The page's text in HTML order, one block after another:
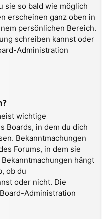
sie so bald wie möglich
erscheinen ganz oben in
persönlichen Bereich.
schreiben kannst oder
Administration
wichtige
Boards, in dem du dich
Bekanntmachungen
Forums, in dem sie
hängt
ob du
oder nicht. Die
Administration